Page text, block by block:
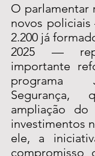
O parlamentar
novos
2.200 já
2025 —
importante
programa
ampliação
investimentos
ele, a
compromisso